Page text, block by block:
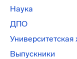
Наука
ДПО
Университетская
Выпускники